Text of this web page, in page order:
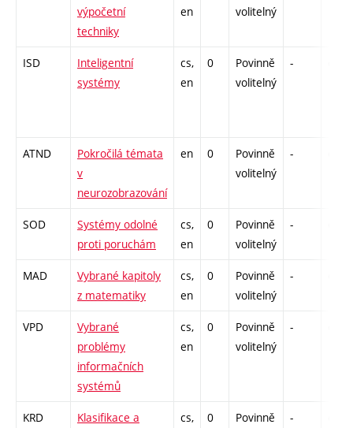
výpočetní
techniky
en
volitelný
ISD
Inteligentní
systémy
cs,
en
0
Povinně
volitelný
-
ATND
Pokročilá témata
v
neurozobrazování
en 0
Povinně
volitelný
-
SOD
Systémy odolné
proti poruchám
cs,
en
0
Povinně
volitelný
-
MAD
Vybrané kapitoly
z matematiky
cs,
en
0
Povinně
volitelný
-
VPD
Vybrané
problémy
informačních
systémů
cs,
en
0
Povinně
volitelný
-
KRD
Klasifikace a
cs,
0
Povinně
-